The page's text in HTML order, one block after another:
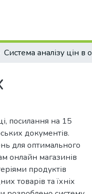
посилання на 15
документів.
для оптимального
онлайн магазинів
продуктів
товарів та їхніх